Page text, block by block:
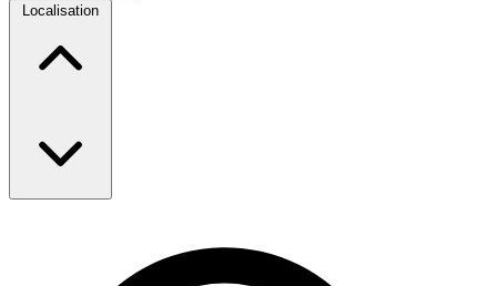
Localisation